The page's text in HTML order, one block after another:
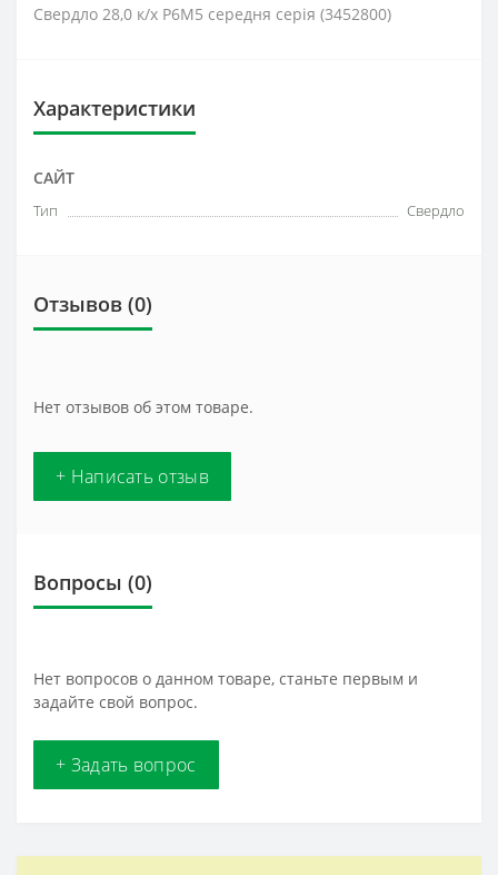
Свердло 28,0 к/х Р6М5 середня серія (3452800)
Характеристики
САЙТ
Тип Свердло
Отзывов (0)
Нет отзывов об этом товаре.
+ Написать отзыв
Вопросы (0)
Нет вопросов о данном товаре, станьте первым и
задайте свой вопрос.
+ Задать вопрос